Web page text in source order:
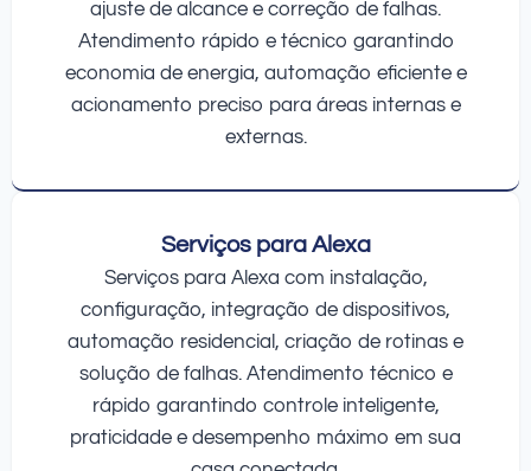
ajuste de alcance e correção de falhas.
Atendimento rápido e técnico garantindo
economia de energia, automação eficiente e
acionamento preciso para áreas internas e
externas.
Serviços para Alexa
Serviços para Alexa com instalação,
configuração, integração de dispositivos,
automação residencial, criação de rotinas e
solução de falhas. Atendimento técnico e
rápido garantindo controle inteligente,
praticidade e desempenho máximo em sua